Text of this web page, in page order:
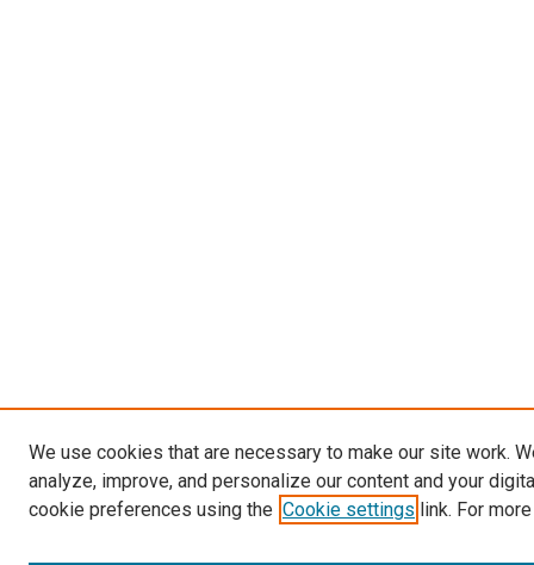
We use cookies that are necessary to make our site work.
analyze, improve, and personalize our content and your
cookie preferences using the Cookie settings link. For